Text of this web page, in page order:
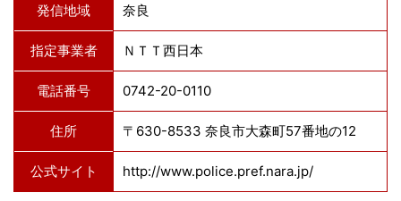
発信地域 奈良
指定事業者 ＮＴＴ西日本
電話番号 0742-20-0110
住所 〒630-8533 奈良市大森町57番地の12
公式サイト http://www.police.pref.nara.jp/